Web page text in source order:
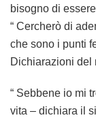
bisogno di
“ Cercherò di
che sono i punti
Dichiarazioni del
“ Sebbene io mi
vita – dichiara il